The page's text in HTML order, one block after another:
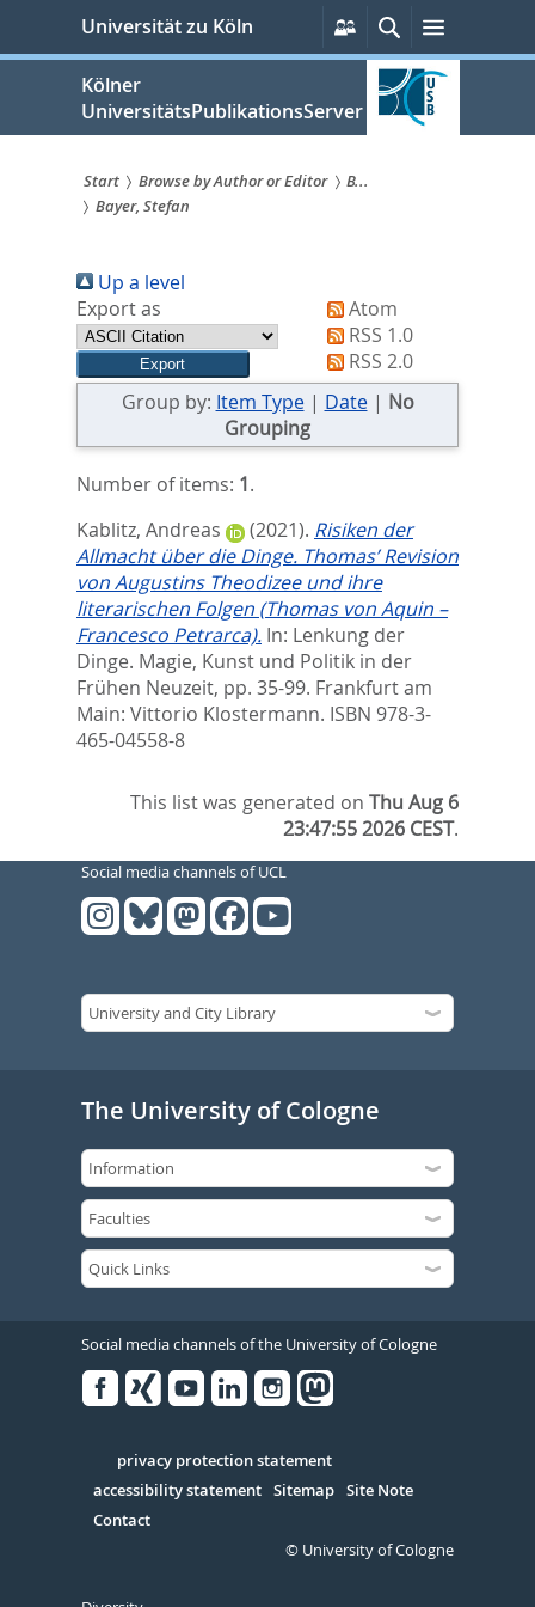
springen
Universität zu Köln
Persönliche
Services
SucheMenü
Kölner
UniversitätsPublikationsServer
Sie
sind
hier:
Start Browse by Author or Editor
B...
Bayer, Stefan
Up a level
Export as
Atom
RSS 1.0
RSS 2.0
Group by: Item Type| Date| No
Grouping
Number of items: 1.
Kablitz, Andreas
(2021). Risiken der
Allmacht über die Dinge. Thomas’ Revision
von Augustins Theodizee und ihre
literarischen Folgen (Thomas von Aquin –
Francesco Petrarca). In: Lenkung der
Dinge. Magie, Kunst und Politik in der
Frühen Neuzeit, pp. 35-99. Frankfurt am
Main: Vittorio Klostermann. ISBN 978-3-
465-04558-8
This list was generated onThu Aug 6
23:47:55 2026 CEST.
Social media channels of UCL
The University of Cologne
Social media channels of the University of Cologne
Serivce
privacy protection statement
accessibility statement Sitemap Site Note
Contact
© University of Cologne